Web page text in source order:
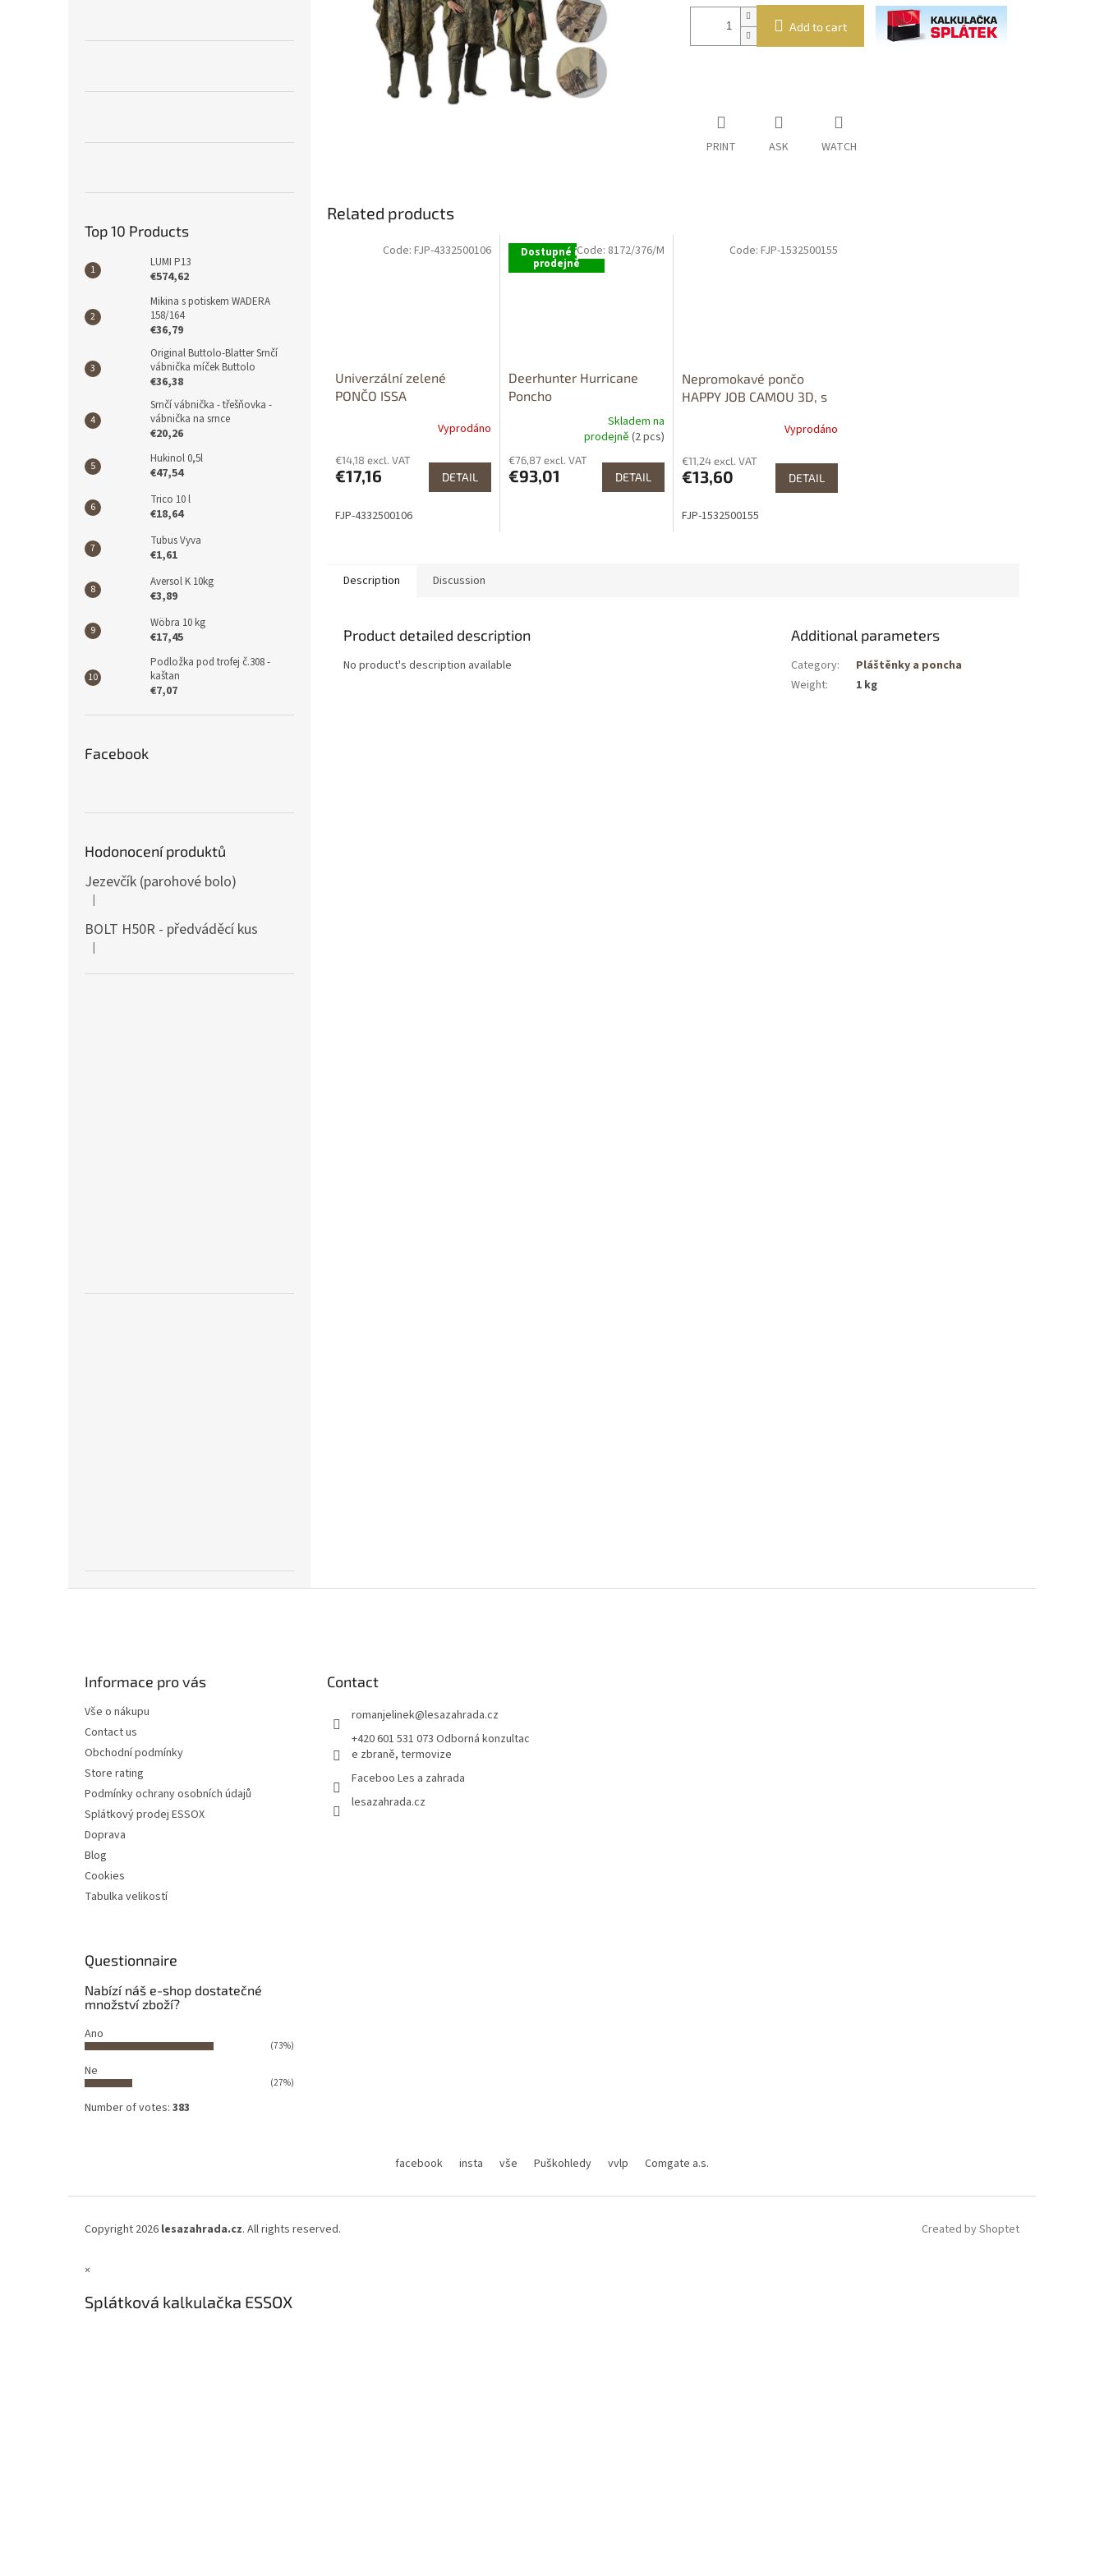
Top 10 Products
LUMI P13
€574,62
Mikina s potiskem WADERA
158/164
€36,79
Original Buttolo-Blatter Srnčí
vábnička míček Buttolo
€36,38
Srnčí vábnička - třešňovka -
vábnička na srnce
€20,26
Hukinol 0,5l
€47,54
Trico 10 l
€18,64
Tubus Vyva
€1,61
Aversol K 10kg
€3,89
Wöbra 10 kg
€17,45
Podložka pod trofej č.308 -
kaštan
€7,07
Facebook
Hodonocení produktů
Jezevčík (parohové bolo)
The product rating is 5 out of 5 stars.
|
BOLT H50R - předváděcí kus
The product rating is 5 out of 5 stars.
|
Add to cart
PRINT ASK WATCH
Related products
Univerzální zelené
PONČO ISSA
Vyprodáno
€14,18 excl. VAT
€17,16 DETAIL
FJP-4332500106
Code: FJP-4332500106 Dostupné i na
prodejně
Deerhunter Hurricane
Poncho
product
rating
Skladem na
prodejně (2 pcs)
€76,87 excl. VAT
€93,01 DETAIL
Code: 8172/376/M
Nepromokavé pončo
HAPPY JOB CAMOU 3D, s
Vyprodáno
€11,24 excl. VAT
€13,60 DETAIL
FJP-1532500155
Code:FJP-1532500155
Description Discussion
Product detailed description
No product's description available
Additional parameters
Category:
Pláštěnky a poncha
Weight: 1 kg
Informace pro vás
Vše o nákupu
Contact us
Obchodní podmínky
Store rating
Podmínky ochrany osobních údajů
Splátkový prodej ESSOX
Doprava
Blog
Cookies
Tabulka velikostí
Contact
romanjelinek@lesazahrada.cz
+420 601 531 073 Odborná konzultac
e zbraně, termovize
Faceboo Les a zahrada
lesazahrada.cz
Questionnaire
Nabízí náš e-shop dostatečné
množství zboží?
Ano
(73%)
Ne
(27%)
Number of votes: 383
facebook insta vše Puškohledy vvlp Comgate a.s.
Created by Shoptet
Copyright 2026 lesazahrada.cz. All rights reserved.
×
Splátková kalkulačka ESSOX